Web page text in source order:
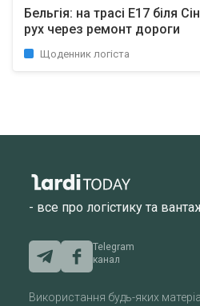
Бельгія: на трасі E17 біля
рух через ремонт дороги
Щоденник логіста
- все про логістику та
Telegram
канал
Використання будь-яких